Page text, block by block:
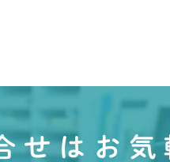
せは お